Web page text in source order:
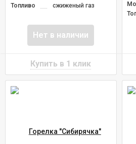
Топливо
сжиженый газ
Нет в наличии